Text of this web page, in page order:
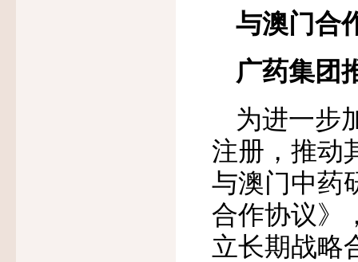
与澳门合
广药集团
为进一步
注册，推动
与澳门中药
合作协议》
立长期战略